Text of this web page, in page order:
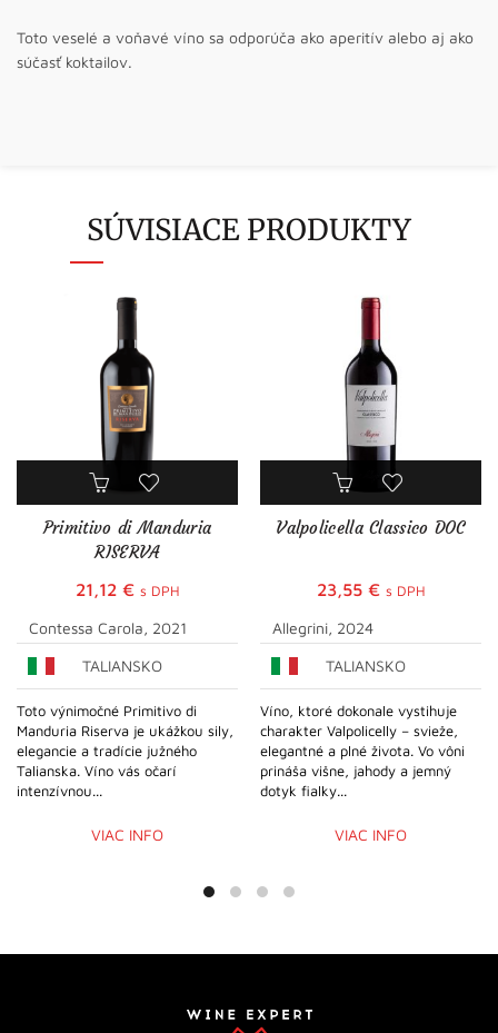
Toto veselé a voňavé víno sa odporúča ako aperitív alebo aj ako
súčasť koktailov.
SÚVISIACE PRODUKTY
Primitivo di Manduria
RISERVA
21,12 € s DPH
Contessa Carola, 2021
TALIANSKO
Toto výnimočné Primitivo di
Manduria Riserva je ukážkou sily,
elegancie a tradície južného
Talianska. Víno vás očarí
intenzívnou...
VIAC INFO
Valpolicella Classico DOC
23,55 € s DPH
Allegrini, 2024
TALIANSKO
Víno, ktoré dokonale vystihuje
charakter Valpolicelly – svieže,
elegantné a plné života. Vo vôni
prináša višne, jahody a jemný
dotyk fialky...
VIAC INFO